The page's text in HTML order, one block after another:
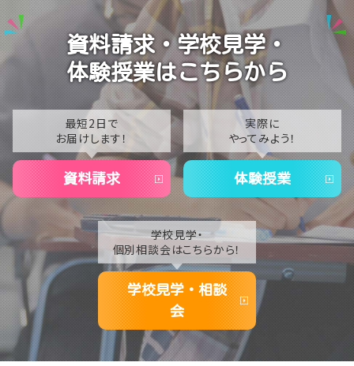
【なんば】笑顔が溢れたオープンスクール😊在校生の
温かいお出迎えで素敵な1日に🌷
【なんば】夏季休校期間のお知らせ🍉
2024
2023
2021
2020
資料請求・学校見学・
体験授業はこちらから
最短2日で
お届けします！
資料請求
実際に
やってみよう！
体験授業
学校見学・
個別相談会はこちらから！
学校見学・相談
会